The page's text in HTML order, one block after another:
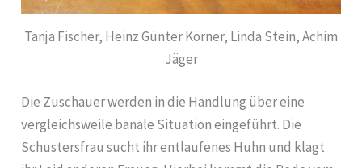
Tanja Fischer, Heinz Günter Körner, Linda Stein, Achim
Jäger
Die Zuschauer werden in die Handlung über eine
vergleichsweile banale Situation eingeführt. Die
Schustersfrau sucht ihr entlaufenes Huhn und klagt